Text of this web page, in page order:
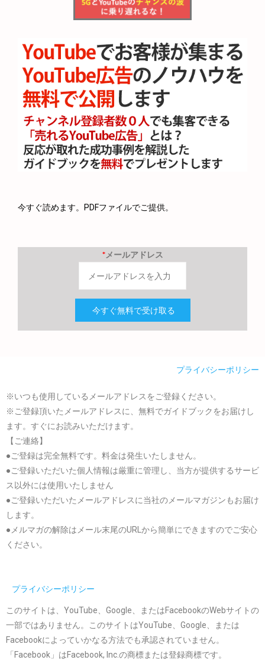
今すぐ読めます。PDFファイルでご提供。
*メールアドレス
プライバシーポリシー
※いつも使用しているメールアドレスをご登録ください。
※ご登録頂いたメールアドレスに、無料でガイドブックをお届けし
ます。すぐにお読みいただけます。
【ご連絡】
●ご登録は完全無料です。料金は発生いたしません。
●ご登録いただいた個人情報は厳重に管理し、当方が提供するサービ
ス以外には使用いたしません
●ご登録いただいたメールアドレスに当社のメールマガジンもお届け
します。
●メルマガの解除はメール末尾のURLから簡単にできますのでご安心
ください。
プライバシーポリシー
このサイトは、YouTube、Google、またはFacebookのWebサイトの
一部ではありません。このサイトはYouTube、Google、または
Facebookによっていかなる方法でも承認されていません。
「Facebook」はFacebook, Inc.の商標または登録商標です。